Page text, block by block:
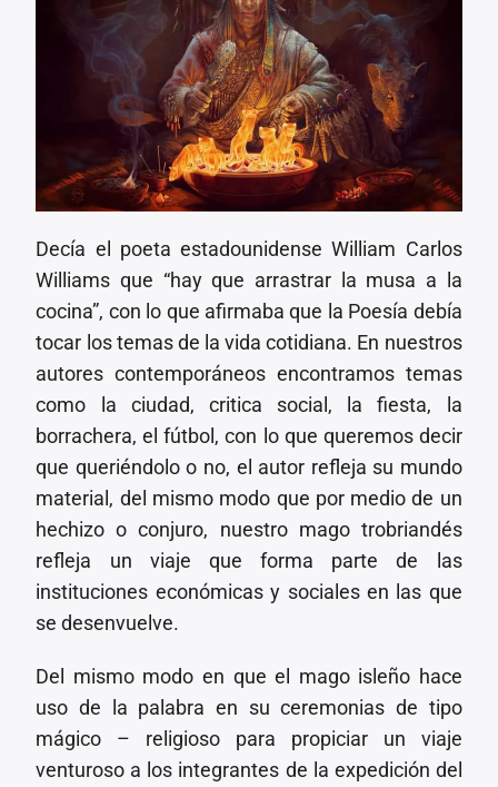
Decía el poeta estadounidense William Carlos
Williams que “hay que arrastrar la musa a la
cocina”, con lo que afirmaba que la Poesía debía
tocar los temas de la vida cotidiana. En nuestros
autores contemporáneos encontramos temas
como la ciudad, critica social, la fiesta, la
borrachera, el fútbol, con lo que queremos decir
que queriéndolo o no, el autor refleja su mundo
material, del mismo modo que por medio de un
hechizo o conjuro, nuestro mago trobriandés
refleja un viaje que forma parte de las
instituciones económicas y sociales en las que
se desenvuelve.
Del mismo modo en que el mago isleño hace
uso de la palabra en su ceremonias de tipo
mágico – religioso para propiciar un viaje
venturoso a los integrantes de la expedición del